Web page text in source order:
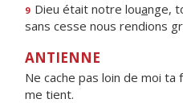
9 Dieu était notre louange,
sans cesse nous rendions gr
ANTIENNE
Ne cache pas loin de moi ta
me tient.